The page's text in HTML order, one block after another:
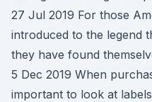
27 Jul 2019 For those
introduced to the legend
they have found
5 Dec 2019 When
important to look at